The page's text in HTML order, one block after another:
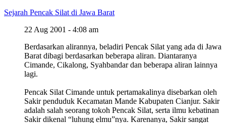
Sejarah Pencak Silat di Jawa Barat
22 Aug 2001 - 4:08 am
Berdasarkan alirannya, beladiri Pencak Silat yang ada di Jawa
Barat dibagi berdasarkan beberapa aliran. Diantaranya
Cimande, Cikalong, Syahbandar dan beberapa aliran lainnya
lagi.
Pencak Silat Cimande untuk pertamakalinya disebarkan oleh
Sakir penduduk Kecamatan Mande Kabupaten Cianjur. Sakir
adalah salah seorang tokoh Pencak Silat, serta ilmu kebatinan
Sakir dikenal “luhung elmu”nya. Karenanya, Sakir sangat